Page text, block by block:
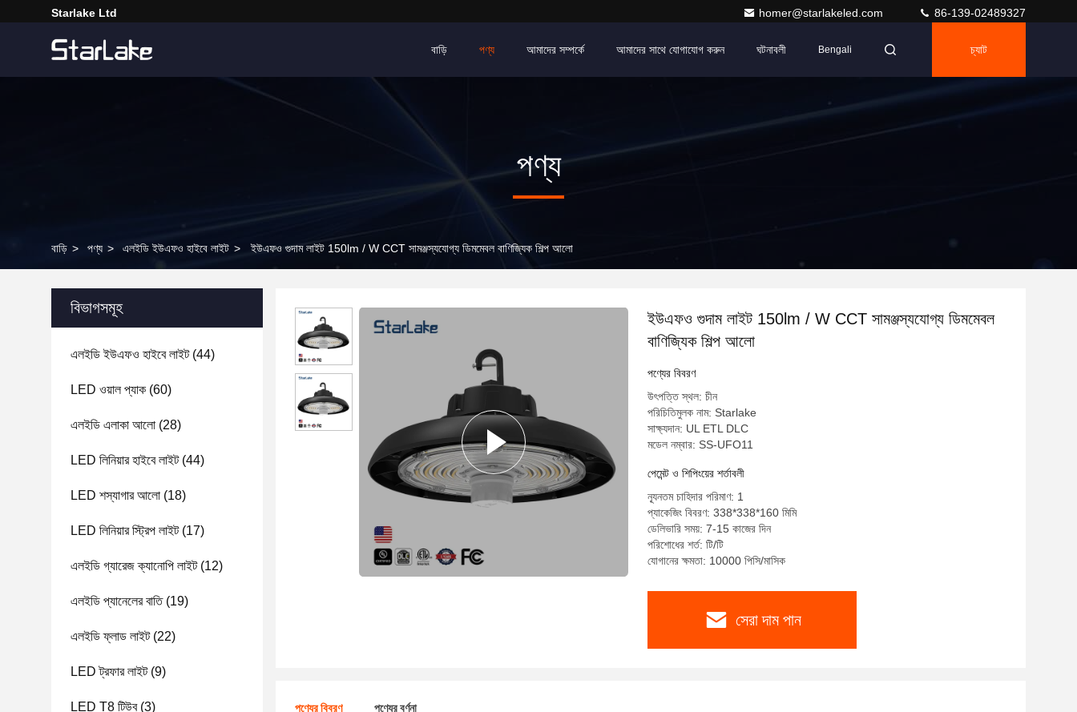
Starlake Ltd homer@starlakeled.com 86-139-02489327
বাড়ি পণ্য আমাদের সম্পর্কে আমাদের সাথে যোগাযোগ করুন ঘটনাবলী Bengali চ্যাট
পণ্য
বাড়ি > পণ্য > এলইডি ইউএফও হাইবে লাইট > ইউএফও গুদাম লাইট 150lm / W CCT সামঞ্জস্যযোগ্য ডিমমেবল বাণিজ্যিক শিল্প আলো
বিভাগসমূহ
এলইডি ইউএফও হাইবে লাইট(44)
LED ওয়াল প্যাক (60)
এলইডি এলাকা আলো (28)
LED লিনিয়ার হাইবে লাইট(44)
LED শস্যাগার আলো (18)
LED লিনিয়ার স্ট্রিপ লাইট(17)
এলইডি গ্যারেজ ক্যানোপি লাইট(12)
এলইডি প্যানেলের বাতি(19)
এলইডি ফ্লাড লাইট(22)
LED ট্রফার লাইট(9)
LED T8 টিউব(3)
ইউএফও গুদাম লাইট 150lm / W CCT সামঞ্জস্যযোগ্য ডিমমেবল
বাণিজ্যিক শিল্প আলো
পণ্যের বিবরণ
উৎপত্তি স্থল: চীন
পরিচিতিমুলক নাম: Starlake
সাক্ষ্যদান: UL ETL DLC
মডেল নম্বার: SS-UFO11
পেমেন্ট ও শিপিংয়ের শর্তাবলী
ন্যূনতম চাহিদার পরিমাণ: 1
প্যাকেজিং বিবরণ: 338*338*160 মিমি
ডেলিভারি সময়: 7-15 কাজের দিন
পরিশোধের শর্ত: টি/টি
যোগানের ক্ষমতা: 10000 পিসি/মাসিক
সেরা দাম পান
পণ্যের বিবরণ পণ্যের বর্ণনা